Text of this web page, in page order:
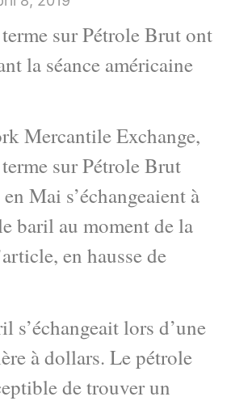
sur Pétrole Brut ont
la séance américaine
Mercantile Exchange,
sur Pétrole Brut
Mai s’échangeaient à
baril au moment de la
en hausse de
s’échangeait lors d’une
à dollars. Le pétrole
de trouver un